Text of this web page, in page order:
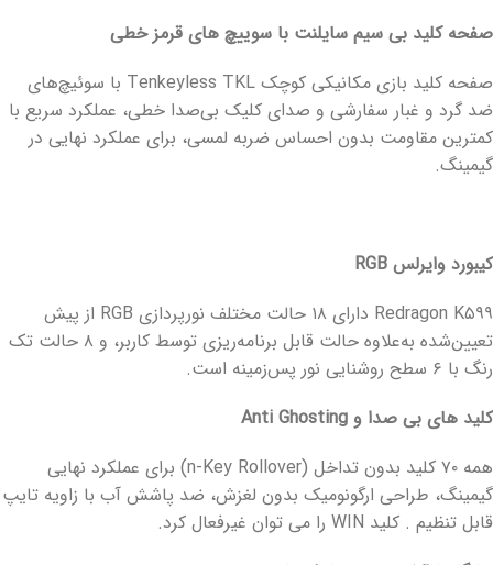
صفحه کلید بی سیم سایلنت با سوییچ های قرمز خطی
صفحه کلید بازی مکانیکی کوچک Tenkeyless TKL با سوئیچ‌های
ضد گرد و غبار سفارشی و صدای کلیک بی‌صدا خطی، عملکرد سریع با
کمترین مقاومت بدون احساس ضربه لمسی، برای عملکرد نهایی در
گیمینگ.
کیبورد وایرلس RGB
Redragon K۵۹۹ دارای ۱۸ حالت مختلف نورپردازی RGB از پیش
تعیین‌شده به‌علاوه حالت قابل برنامه‌ریزی توسط کاربر، و ۸ حالت تک
رنگ با ۶ سطح روشنایی نور پس‌زمینه است.
کلید های بی صدا و Anti Ghosting
همه ۷۰ کلید بدون تداخل (n-Key Rollover) برای عملکرد نهایی
گیمینگ، طراحی ارگونومیک بدون لغزش، ضد پاشش آب با زاویه تایپ
قابل تنظیم . کلید WIN را می توان غیرفعال کرد.